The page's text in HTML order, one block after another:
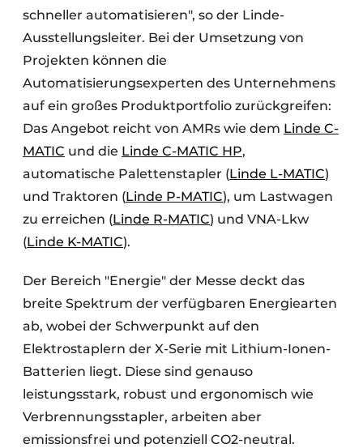
schneller automatisieren", so der Linde-
Ausstellungsleiter. Bei der Umsetzung von
Projekten können die
Automatisierungsexperten des Unternehmens
auf ein großes Produktportfolio zurückgreifen:
Das Angebot reicht von AMRs wie dem Linde C-
MATIC und die Linde C-MATIC HP,
automatische Palettenstapler (Linde L-MATIC)
und Traktoren (Linde P-MATIC), um Lastwagen
zu erreichen (Linde R-MATIC) und VNA-Lkw
(Linde K-MATIC).
Der Bereich "Energie" der Messe deckt das
breite Spektrum der verfügbaren Energiearten
ab, wobei der Schwerpunkt auf den
Elektrostaplern der X-Serie mit Lithium-Ionen-
Batterien liegt. Diese sind genauso
leistungsstark, robust und ergonomisch wie
Verbrennungsstapler, arbeiten aber
emissionsfrei und potenziell CO2-neutral.